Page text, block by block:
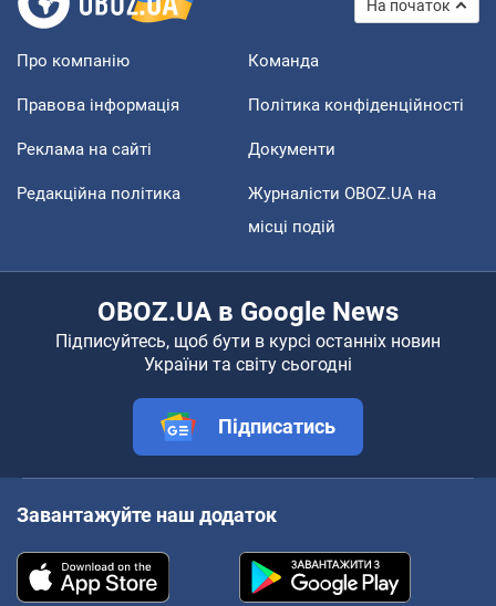
На початок
Про компанію Команда
Правова інформація Політика конфіденційності
Реклама на сайті Документи
Редакційна політика
Журналісти OBOZ.UA на
місці подій
OBOZ.UA в Google News
Підписуйтесь, щоб бути в курсі останніх новин
України та світу сьогодні
Підписатись
Завантажуйте наш додаток